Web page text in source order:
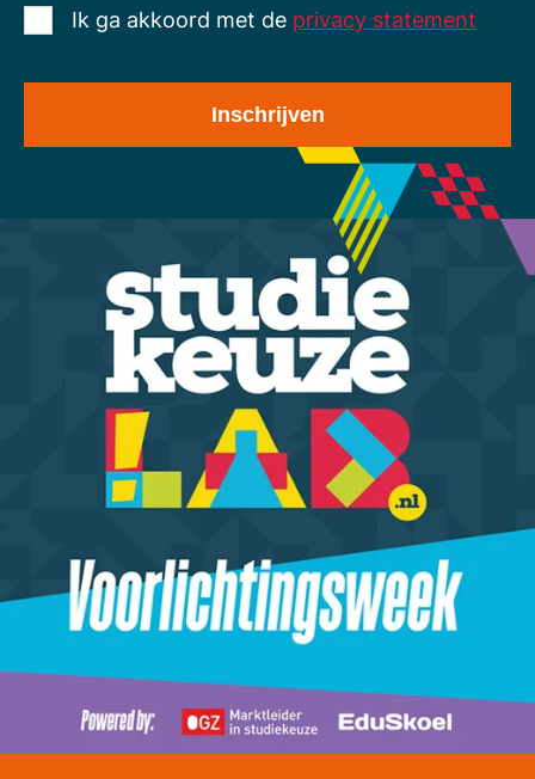
Ik ga akkoord met de privacy statement